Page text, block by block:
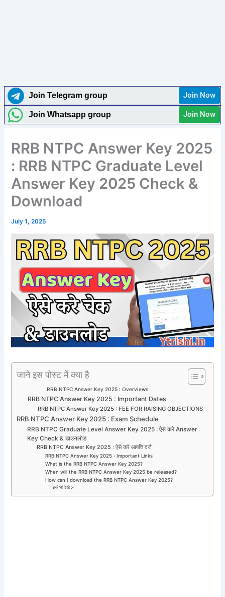
Join Telegram group Join Now
Join Whatsapp group Join Now
RRB NTPC Answer Key 2025
: RRB NTPC Graduate Level
Answer Key 2025 Check &
Download
July 1, 2025
जाने इस पोस्ट में क्या है
RRB NTPC Answer Key 2025 : Overviews
RRB NTPC Answer Key 2025 : Important Dates
RRB NTPC Answer Key 2025 : FEE FOR RAISING OBJECTIONS
RRB NTPC Answer Key 2025 : Exam Schedule
RRB NTPC Graduate Level Answer Key 2025 : ऐसे करे Answer
Key Check & डाउनलोड
RRB NTPC Answer Key 2025 : ऐसे करे आपत्ति दर्ज
RRB NTPC Answer Key 2025 : Important Links
What is the RRB NTPC Answer Key 2025?
When will the RRB NTPC Answer Key 2025 be released?
How can I download the RRB NTPC Answer Key 2025?
इन्हें भी देखे :-